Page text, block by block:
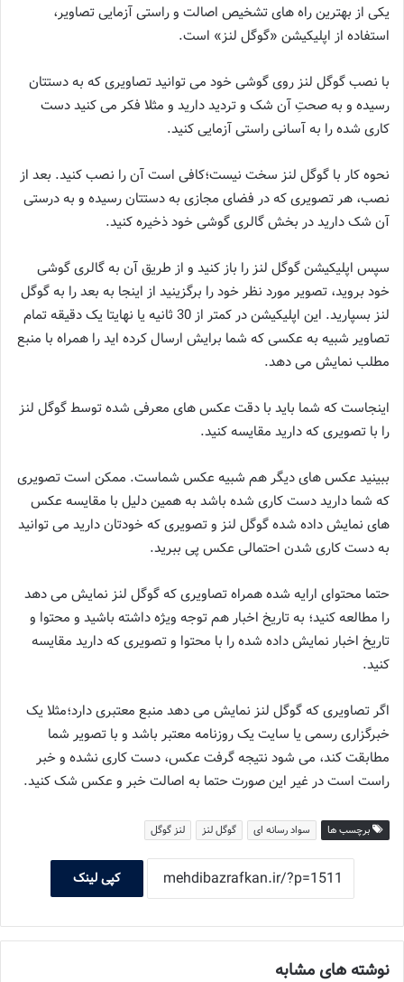
یکی از بهترین راه های تشخیص اصالت و راستی آزمایی تصاویر،
استفاده از اپلیکیشن «گوگل لنز» است.
با نصب گوگل لنز روی گوشی خود می توانید تصاویری که به دستتان
رسیده و به صحتِ آن شک و تردید دارید و مثلا فکر می کنید دست
کاری شده را به آسانی راستی آزمایی کنید.
نحوه کار با گوگل لنز سخت نیست؛کافی است آن را نصب کنید. بعد از
نصب، هر تصویری که در فضای مجازی به دستتان رسیده و به درستی
آن شک دارید در بخش گالری گوشی خود ذخیره کنید.
سپس اپلیکیشن گوگل لنز را باز کنید و از طریق آن به گالری گوشی
خود بروید، تصویر مورد نظر خود را برگزینید از اینجا به بعد را به گوگل
لنز بسپارید. این اپلیکیشن در کمتر از 30 ثانیه یا نهایتا یک دقیقه تمام
تصاویر شبیه به عکسی که شما برایش ارسال کرده اید را همراه با منبع
مطلب نمایش می دهد.
اینجاست که شما باید با دقت عکس های معرفی شده توسط گوگل لنز
را با تصویری که دارید مقایسه کنید.
ببینید عکس های دیگر هم شبیه عکس شماست. ممکن است تصویری
که شما دارید دست کاری شده باشد به همین دلیل با مقایسه عکس
های نمایش داده شده گوگل لنز و تصویری که خودتان دارید می توانید
به دست کاری شدن احتمالی عکس پی ببرید.
حتما محتوای ارایه شده همراه تصاویری که گوگل لنز نمایش می دهد
را مطالعه کنید؛ به تاریخ اخبار هم توجه ویژه داشته باشید و محتوا و
تاریخ اخبار نمایش داده شده را با محتوا و تصویری که دارید مقایسه
کنید.
اگر تصاویری که گوگل لنز نمایش می دهد منبع معتبری دارد؛مثلا یک
خبرگزاری رسمی یا سایت یک روزنامه معتبر باشد و با تصویر شما
مطابقت کند، می شود نتیجه گرفت عکس، دست کاری نشده و خبر
راست است در غیر این صورت حتما به اصالت خبر و عکس شک کنید.
برچسب ها سواد رسانه ای گوگل لنز لنز گوگل
کپی لینک
نوشته های مشابه